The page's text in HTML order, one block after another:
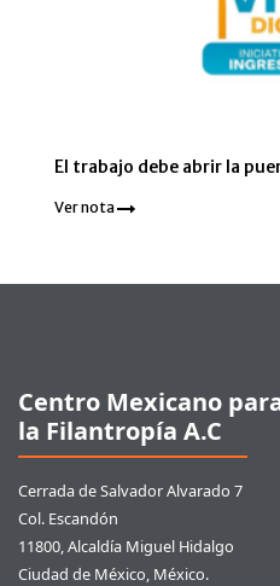
El trabajo debe abrir la
Ver nota
Centro Mexicano
la Filantropía A.C
Cerrada de Salvador Alvarado 7
Col. Escandón
11800, Alcaldía Miguel Hidalgo
Ciudad de México, México.